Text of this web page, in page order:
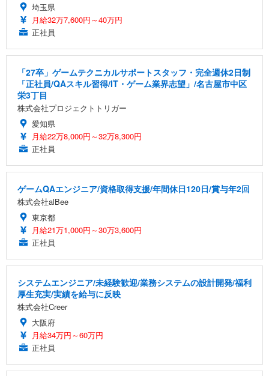
埼玉県
月給32万7,600円～40万円
正社員
「27卒」ゲームテクニカルサポートスタッフ・完全週休2日制
「正社員/QAスキル習得/IT・ゲーム業界志望」/名古屋市中区
栄3丁目
株式会社プロジェクトトリガー
愛知県
月給22万8,000円～32万8,300円
正社員
ゲームQAエンジニア/資格取得支援/年間休日120日/賞与年2回
株式会社alBee
東京都
月給21万1,000円～30万3,600円
正社員
システムエンジニア/未経験歓迎/業務システムの設計開発/福利
厚生充実/実績を給与に反映
株式会社Creer
大阪府
月給34万円～60万円
正社員